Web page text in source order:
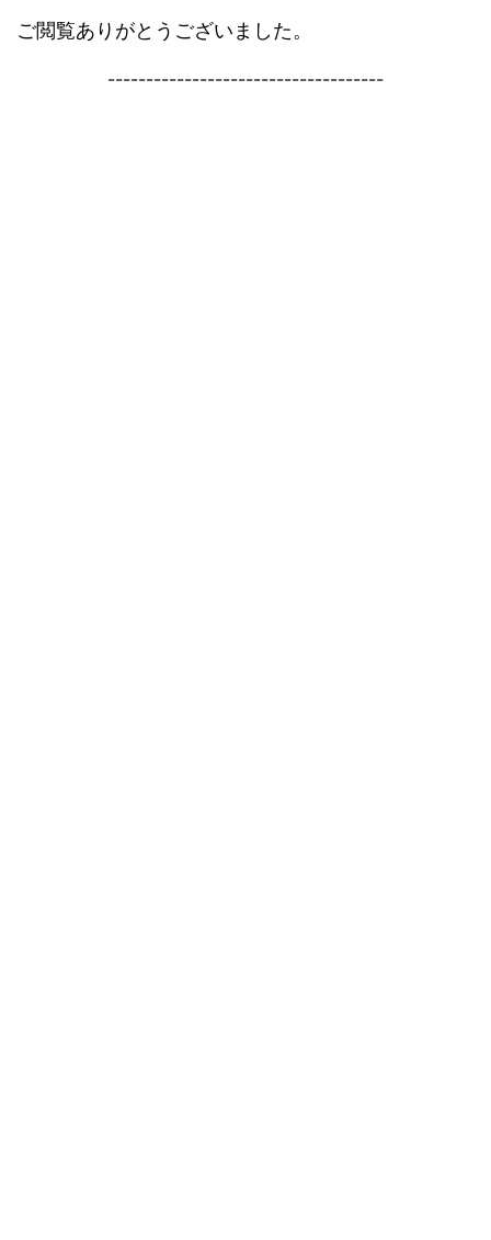
ご閲覧ありがとうございました。
------------------------------------